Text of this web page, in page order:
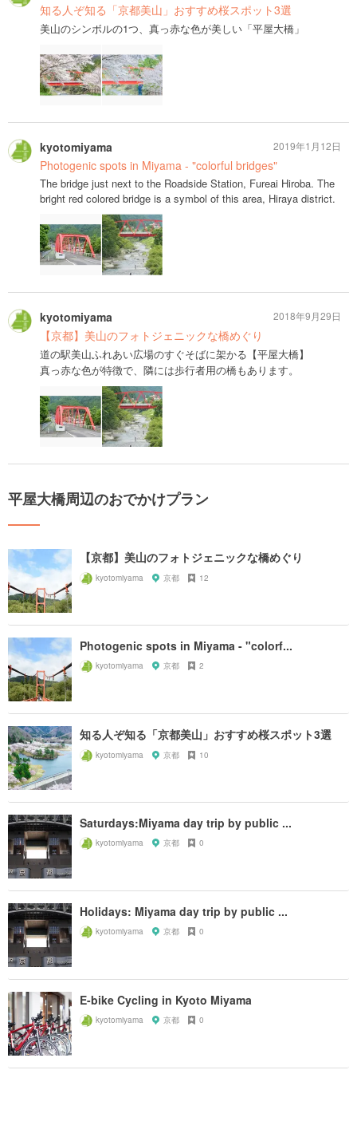
知る人ぞ知る「京都美山」おすすめ桜スポット3選
美山のシンボルの1つ、真っ赤な色が美しい「平屋大橋」
kyotomiyama
Photogenic spots in Miyama - "colorful bridges"
The bridge just next to the Roadside Station, Fureai Hiroba. The
bright red colored bridge is a symbol of this area, Hiraya district.
2019年1月12日
kyotomiyama
【京都】美山のフォトジェニックな橋めぐり
道の駅美山ふれあい広場のすぐそばに架かる【平屋大橋】
真っ赤な色が特徴で、隣には歩行者用の橋もあります。
2018年9月29日
平屋大橋周辺のおでかけプラン
【京都】美山のフォトジェニックな橋めぐり
kyotomiyama 京都 12
Photogenic spots in Miyama - "colorf...
kyotomiyama 京都 2
知る人ぞ知る「京都美山」おすすめ桜スポット3選
kyotomiyama 京都 10
Saturdays:Miyama day trip by public ...
kyotomiyama 京都 0
Holidays: Miyama day trip by public ...
kyotomiyama 京都 0
E-bike Cycling in Kyoto Miyama
kyotomiyama 京都 0